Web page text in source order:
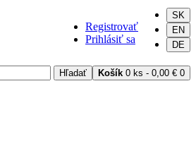
SK
EN
DE
Registrovať
Prihlásiť sa
Košík 0 ks - 0,00 € 0
Hľadať